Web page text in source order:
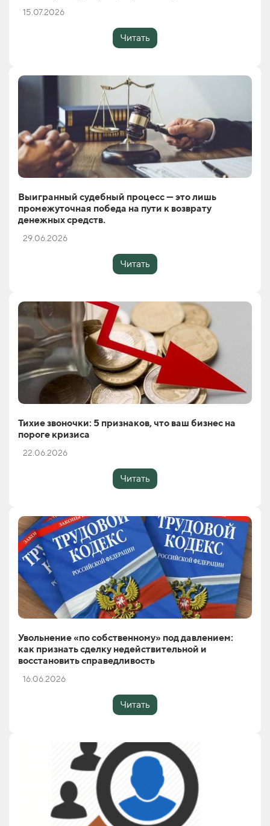
15.07.2026
Читать
Выигранный судебный процесс — это лишь
промежуточная победа на пути к возврату
денежных средств.
29.06.2026
Читать
Тихие звоночки: 5 признаков, что ваш бизнес на
пороге кризиса
22.06.2026
Читать
Увольнение «по собственному» под давлением:
как признать сделку недействительной и
восстановить справедливость
16.06.2026
Читать